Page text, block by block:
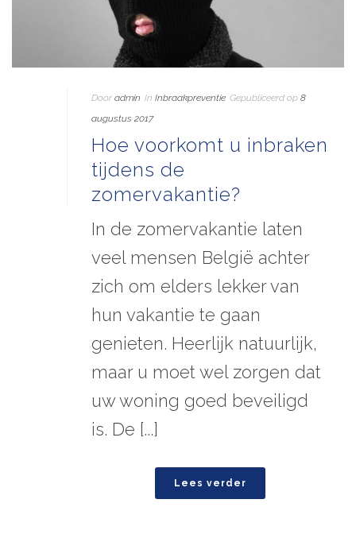
Door admin In Inbraakpreventie Gepubliceerd op 8
augustus 2017
Hoe voorkomt u inbraken
tijdens de
zomervakantie?
In de zomervakantie laten
veel mensen België achter
zich om elders lekker van
hun vakantie te gaan
genieten. Heerlijk natuurlijk,
maar u moet wel zorgen dat
uw woning goed beveiligd
is. De [...]
Lees verder